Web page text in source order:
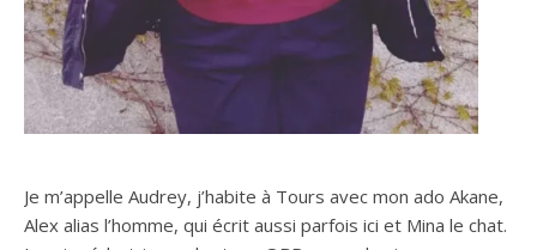
Je m’appelle Audrey, j’habite à Tours avec mon ado Akane,
Alex alias l’homme, qui écrit aussi parfois ici et Mina le chat.